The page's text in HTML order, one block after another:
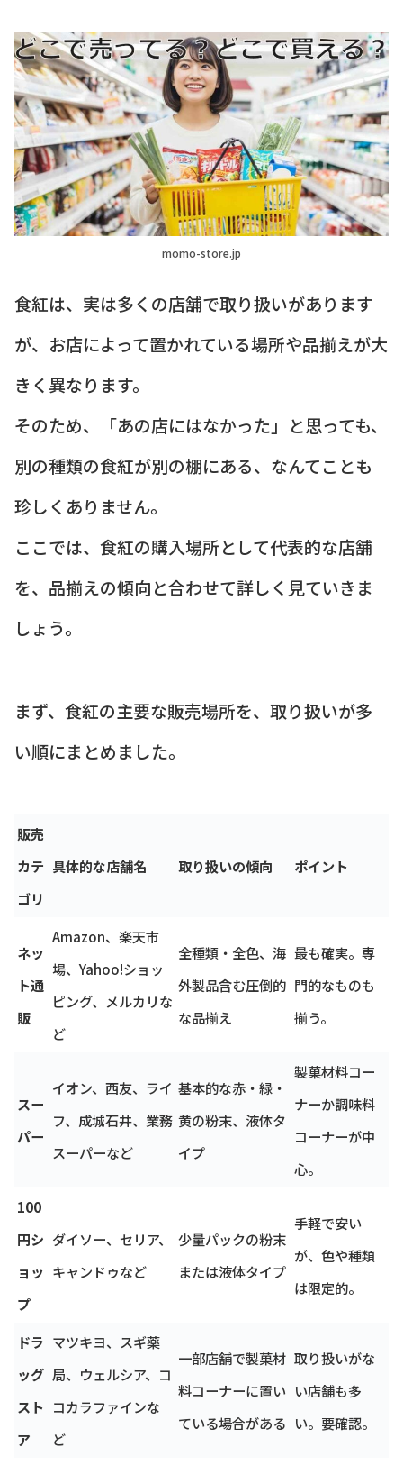
momo-store.jp
食紅は、実は多くの店舗で取り扱いがあります
が、お店によって置かれている場所や品揃えが大
きく異なります。
そのため、「あの店にはなかった」と思っても、
別の種類の食紅が別の棚にある、なんてことも
珍しくありません。
ここでは、食紅の購入場所として代表的な店舗
を、品揃えの傾向と合わせて詳しく見ていきま
しょう。
まず、食紅の主要な販売場所を、取り扱いが多
い順にまとめました。
販売
カテ
ゴリ
具体的な店舗名 取り扱いの傾向 ポイント
ネッ
ト通
販
Amazon、楽天市
場、Yahoo!ショッ
ピング、メルカリな
ど
全種類・全色、海
外製品含む圧倒的
な品揃え
最も確実。専
門的なものも
揃う。
スー
パー
イオン、西友、ライ
フ、成城石井、業務
スーパーなど
基本的な赤・緑・
黄の粉末、液体タ
イプ
製菓材料コー
ナーか調味料
コーナーが中
心。
100
円シ
ョッ
プ
ダイソー、セリア、
キャンドゥなど
少量パックの粉末
または液体タイプ
手軽で安い
が、色や種類
は限定的。
ドラ
ッグ
スト
ア
マツキヨ、スギ薬
局、ウェルシア、コ
コカラファインな
ど
一部店舗で製菓材
料コーナーに置い
ている場合がある
取り扱いがな
い店舗も多
い。要確認。